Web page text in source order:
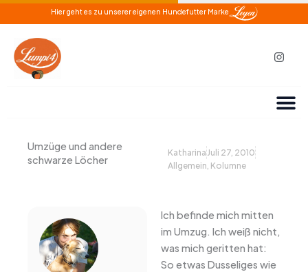
Zum
Inhalt
springen
Hier geht es zu unserer eigenen Hundefutter Marke
I
n
a
g
Umzüge und andere
schwarze Löcher
Katharina Juli 27, 2010
Allgemein, Kolumne
Ich befinde mich mitten
im Umzug. Ich weiß nicht,
was mich geritten hat:
So etwas Dusseliges wie